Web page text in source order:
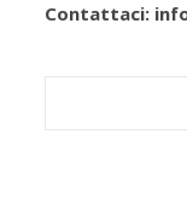
Contattaci: